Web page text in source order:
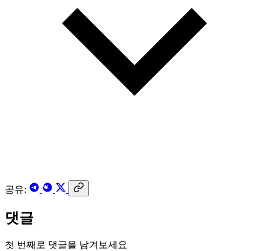
공유:
댓글
첫 번째로 댓글을 남겨보세요